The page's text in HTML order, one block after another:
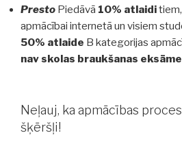
Presto Piedāvā 10% atlaidi
apmācībai internetā un visiem
50% atlaide B kategorijas
nav skolas braukšanas
Neļauj, ka apmācības
šķēršļi!